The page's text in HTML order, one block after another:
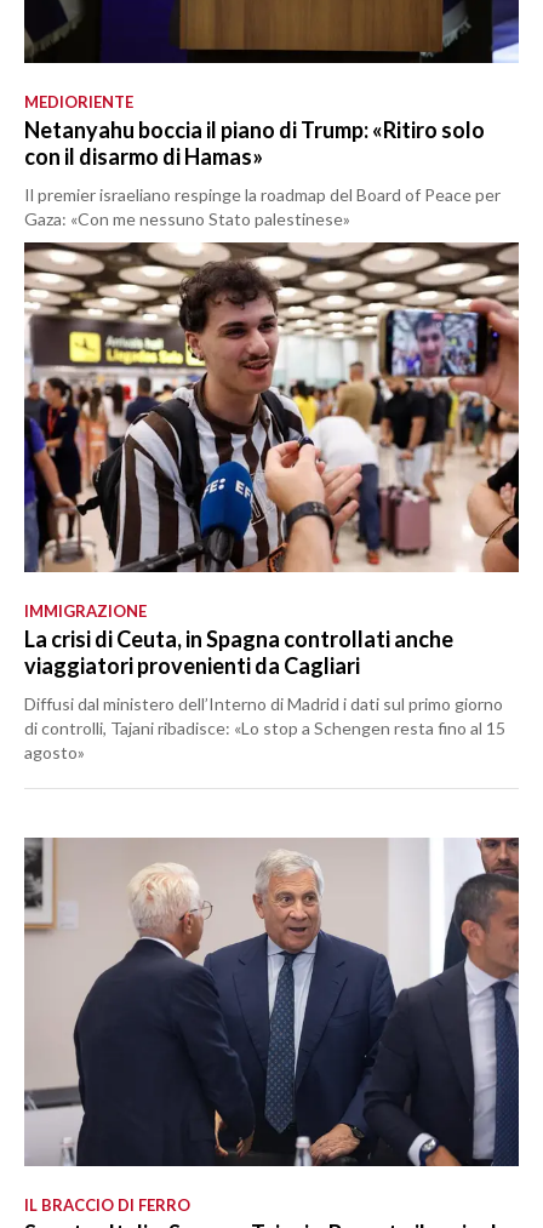
MEDIORIENTE
Netanyahu boccia il piano di Trump: «Ritiro solo
con il disarmo di Hamas»
Il premier israeliano respinge la roadmap del Board of Peace per
Gaza: «Con me nessuno Stato palestinese»
IMMIGRAZIONE
La crisi di Ceuta, in Spagna controllati anche
viaggiatori provenienti da Cagliari
Diffusi dal ministero dell’Interno di Madrid i dati sul primo giorno
di controlli, Tajani ribadisce: «Lo stop a Schengen resta fino al 15
agosto»
IL BRACCIO DI FERRO